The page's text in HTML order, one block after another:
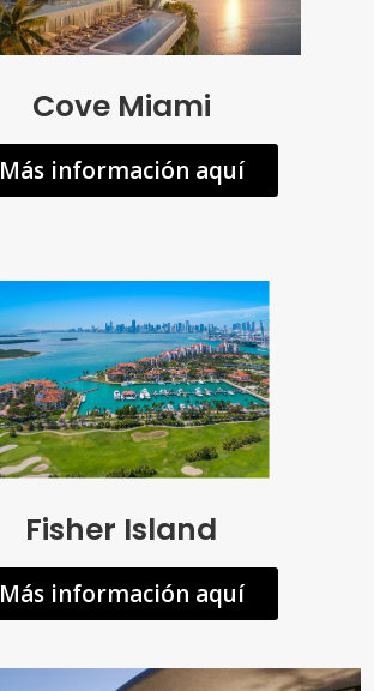
Cove Miami
Más información aquí
Fisher Island
Más información aquí